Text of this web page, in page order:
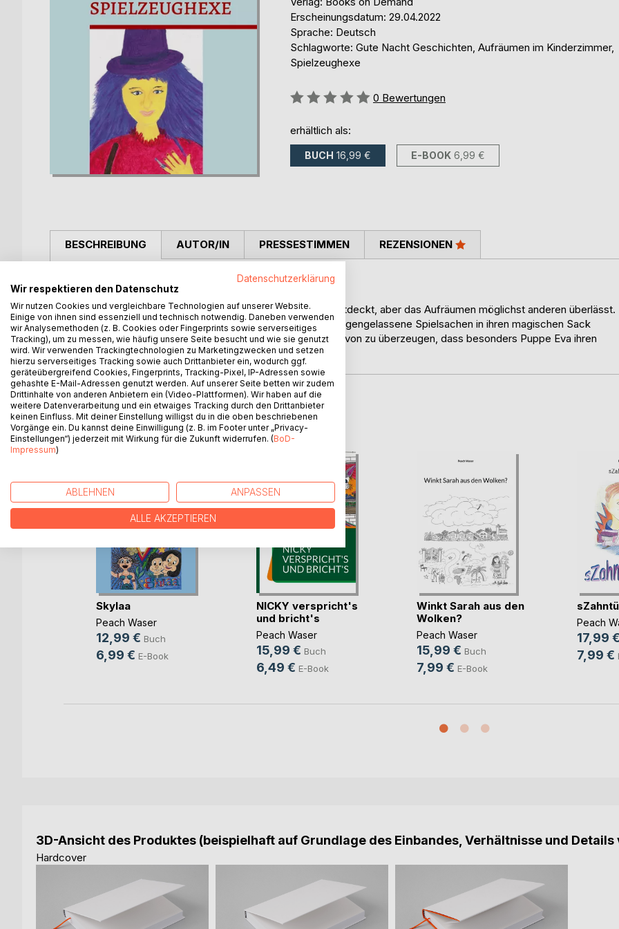
Erscheinungsdatum: 29.04.2022
Sprache: Deutsch
Schlagworte: Gute Nacht Geschichten, Aufräumen im Kinderzimmer,
Spielzeughexe
Bewertung::
0 Bewertungen
erhältlich als:
BUCH 16,99 € E-BOOK 6,99 €
BESCHREIBUNG
Lilya ist ein lebhaftes Kind, das gerne spielt und Neues entdeckt, aber das Aufräumen möglichst anderen überlässt.
Die Spielzeughexe sieht die Unordnung und lässt Lilyas liegengelassene Spielsachen in ihren magischen Sack
verschwinden. Nun liegt es an Lilya, die Spielzeughexe davon zu überzeugen, dass besonders Puppe Eva ihren
Kopfschmuck wieder braucht!
AUTOR/IN PRESSESTIMMEN REZENSIONEN
WEITERE TITEL BEIBoD
Skylaa
Peach Waser
12,99 € Buch
6,99 € E-Book
NICKY verspricht's
und bricht's
Peach Waser
15,99 € Buch
6,49 € E-Book
Winkt Sarah aus den
Wolken?
Peach Waser
15,99 € Buch
7,99 € E-Book
Peach
17,99 €
7,99 €
3D-Ansicht des Produktes (beispielhaft auf Grundlage des Einbandes, Verhältnisse und
Hardcover
Datenschutzerklärung
Wir respektieren den Datenschutz
Wir nutzen Cookies und vergleichbare Technologien auf unserer Website.
Einige von ihnen sind essenziell und technisch notwendig. Daneben verwenden
wir Analysemethoden (z. B. Cookies oder Fingerprints sowie serverseitiges
Tracking), um zu messen, wie häufig unsere Seite besucht und wie sie genutzt
wird. Wir verwenden Trackingtechnologien zu Marketingzwecken und setzen
hierzu serverseitiges Tracking sowie auch Drittanbieter ein, wodurch ggf.
geräteübergreifend Cookies, Fingerprints, Tracking-Pixel, IP-Adressen sowie
gehashte E-Mail-Adressen genutzt werden. Auf unserer Seite betten wir zudem
Drittinhalte von anderen Anbietern ein (Video-Plattformen). Wir haben auf die
weitere Datenverarbeitung und ein etwaiges Tracking durch den Drittanbieter
keinen Einfluss. Mit deiner Einstellung willigst du in die oben beschriebenen
Vorgänge ein. Du kannst deine Einwilligung (z. B. im Footer unter „Privacy-
Einstellungen“) jederzeit mit Wirkung für die Zukunft widerrufen. (BoD-
Impressum)
ABLEHNEN ANPASSEN
ALLE AKZEPTIEREN